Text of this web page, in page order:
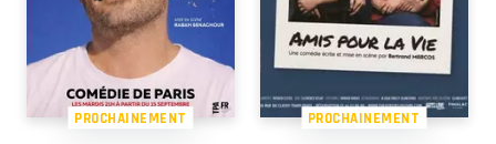
PROCHAINEMENT PROCHAINEMENT